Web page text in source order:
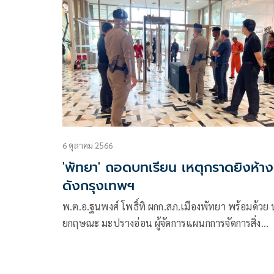
ได้ร่วมกันจับกุมนายเอ
6 ตุลาคม 2566
'พัทยา' ถอดบทเรียน เหตุกราดยิงห้าง
ดังกรุงเทพฯ
พ.ต.อ.ฐนพงศ์ โพธิ์ทิ ผกก.สภ.เมืองพัทยา พร้อมด้วย
ยกฤษณะ มะปรางอ่อน ผู้จัดการแผนกการจัดการสิ่ง